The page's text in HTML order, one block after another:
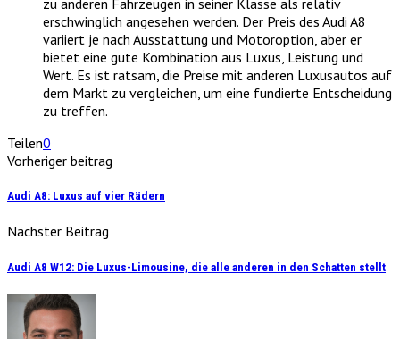
zu anderen Fahrzeugen in seiner Klasse als relativ
erschwinglich angesehen werden. Der Preis des Audi A8
variiert je nach Ausstattung und Motoroption, aber er
bietet eine gute Kombination aus Luxus, Leistung und
Wert. Es ist ratsam, die Preise mit anderen Luxusautos auf
dem Markt zu vergleichen, um eine fundierte Entscheidung
zu treffen.
Teilen0
Vorheriger beitrag
Audi A8: Luxus auf vier Rädern
Nächster Beitrag
Audi A8 W12: Die Luxus-Limousine, die alle anderen in den Schatten stellt